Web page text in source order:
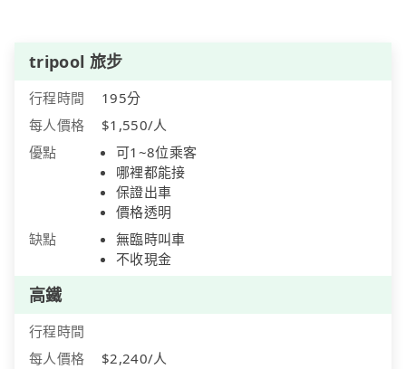
tripool 旅步
行程時間
195分
每人價格
$1,550/人
優點
可1~8位乘客
哪裡都能接
保證出車
價格透明
缺點
無臨時叫車
不收現金
高鐵
行程時間
每人價格
$2,240/人